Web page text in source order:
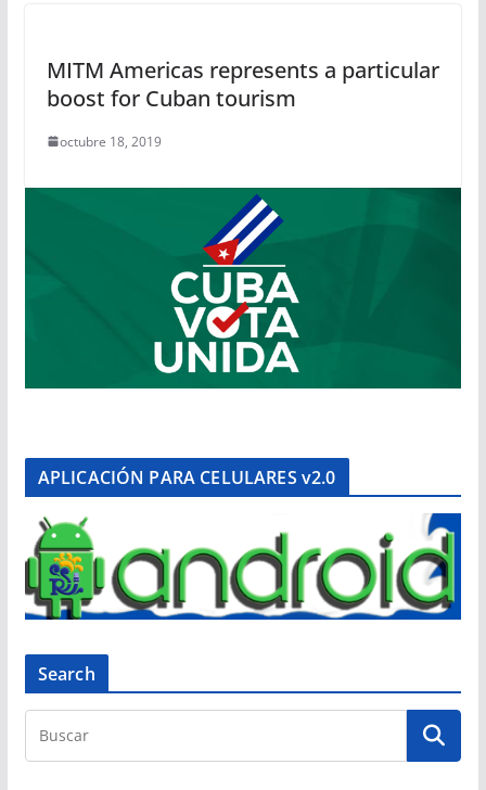
MITM Americas represents a particular
boost for Cuban tourism
octubre 18, 2019
APLICACIÓN PARA CELULARES v2.0
Search